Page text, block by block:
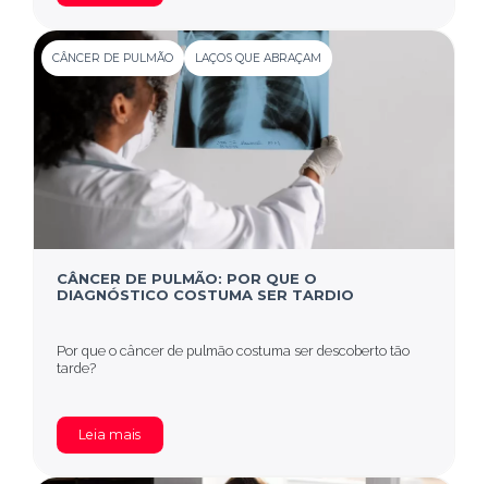
CÂNCER DE PULMÃO LAÇOS QUE ABRAÇAM
CÂNCER DE PULMÃO: POR QUE O
DIAGNÓSTICO COSTUMA SER TARDIO
Por que o câncer de pulmão costuma ser descoberto tão
tarde?
Leia mais